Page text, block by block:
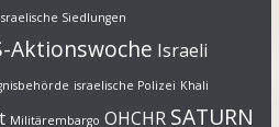
Siedlungen
Aktionswoche Israeli
israelische Polizei Khali
Militärembargo OHCHR SATURN